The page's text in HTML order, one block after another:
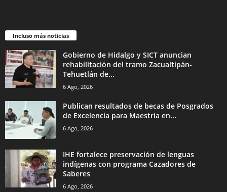
Incluso más noticias
Gobierno de Hidalgo y SICT anuncian
rehabilitación del tramo Zacualtipán-
Tehuetlán de...
6 Ago, 2026
Publican resultados de becas de Posgrados
de Excelencia para Maestría en...
6 Ago, 2026
IHE fortalece preservación de lenguas
indígenas con programa Cazadores de
Saberes
6 Ago, 2026